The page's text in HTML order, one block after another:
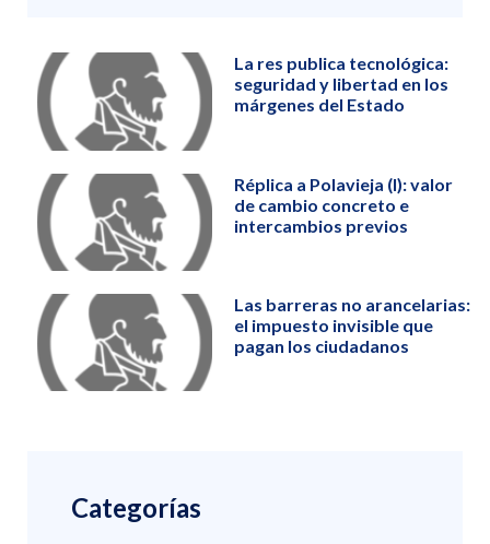
La res publica tecnológica:
seguridad y libertad en los
márgenes del Estado
Réplica a Polavieja (I): valor
de cambio concreto e
intercambios previos
Las barreras no arancelarias:
el impuesto invisible que
pagan los ciudadanos
Categorías